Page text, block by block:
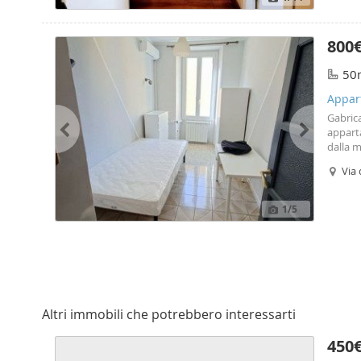
1/5
dalla
Via
Altri immobili che potrebbero interessarti